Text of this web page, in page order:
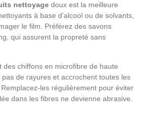
nettoyage doux est la meilleure
à base d’alcool ou de solvants,
le film. Préférez des savons
qui assurent la propreté sans
des chiffons en microfibre de haute
de rayures et accrochent toutes les
les régulièrement pour éviter
dans les fibres ne devienne abrasive.